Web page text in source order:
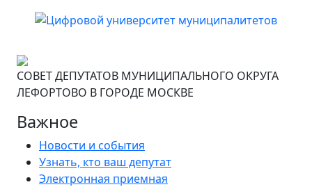
СОВЕТ ДЕПУТАТОВ МУНИЦИПАЛЬНОГО ОКРУГА
ЛЕФОРТОВО В ГОРОДЕ МОСКВЕ
Важное
Новости и события
Узнать, кто ваш депутат
Электронная приемная